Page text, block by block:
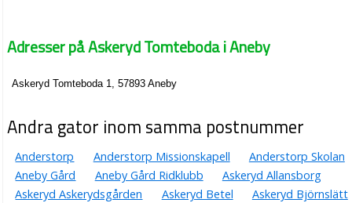
Adresser på Askeryd Tomteboda i Aneby
Askeryd Tomteboda 1, 57893 Aneby
Andra gator inom samma postnummer
Anderstorp Anderstorp Missionskapell
Anderstorp Skolan
Aneby Gård
Aneby Gård Ridklubb
Askeryd Allansborg
Askeryd Askerydsgården
Askeryd Betel
Askeryd Björnslätt